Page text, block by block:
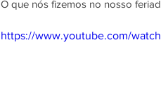
O que nós fizemos no nosso
https://www.youtube.com/